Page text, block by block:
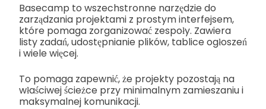
Basecamp to wszechstronne narzędzie do
zarządzania projektami z prostym interfejsem,
które pomaga zorganizować zespoły. Zawiera
listy zadań, udostępnianie plików, tablice ogłoszeń
i wiele więcej.
To pomaga zapewnić, że projekty pozostają na
właściwej ścieżce przy minimalnym zamieszaniu i
maksymalnej komunikacji.